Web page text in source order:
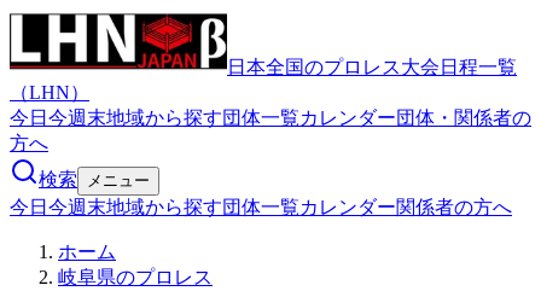
日本全国のプロレス大会日程一覧
（LHN）
今日 今週末地域から探す団体一覧カレンダー団体・関係者の
方へ
検索
メニュー
今日 今週末地域から探す団体一覧カレンダー関係者の方へ
ホーム
岐阜県のプロレス